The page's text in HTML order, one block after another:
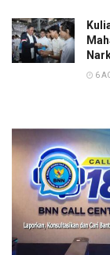
6